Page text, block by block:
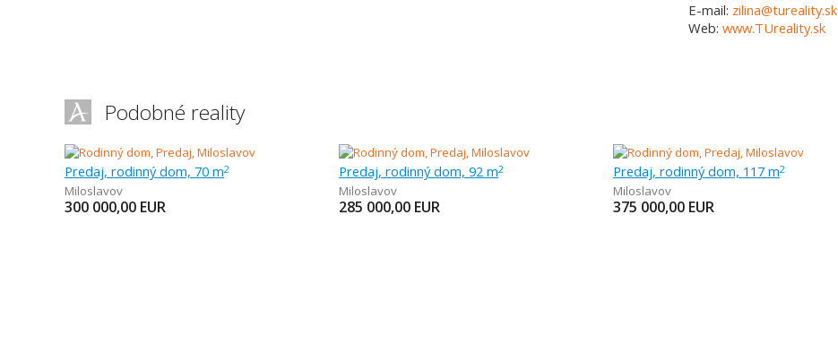
E-mail: zilina@tureality.sk
Web: www.TUreality.sk
Podobné reality
Predaj, rodinný dom, 70 m2
Miloslavov
300 000,00 EUR
Predaj, rodinný dom, 92 m2
Miloslavov
285 000,00 EUR
Predaj, rodinný dom, 117 m2
Miloslavov
375 000,00 EUR